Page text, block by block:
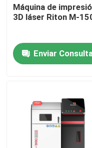
Contacto
noticias
Impresora del
Impresora dental
Máquina de
3D láser Riton M-
Enviar